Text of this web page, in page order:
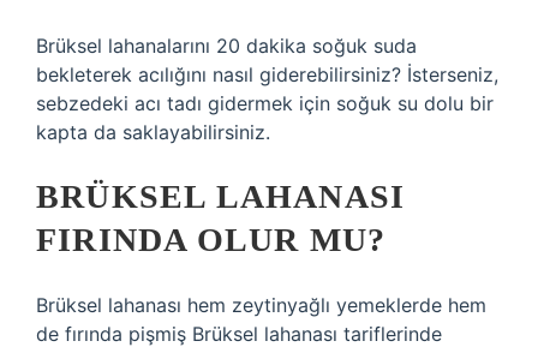
Brüksel lahanalarını 20 dakika soğuk suda
bekleterek acılığını nasıl giderebilirsiniz? İsterseniz,
sebzedeki acı tadı gidermek için soğuk su dolu bir
kapta da saklayabilirsiniz.
BRÜKSEL LAHANASI
FIRINDA OLUR MU?
Brüksel lahanası hem zeytinyağlı yemeklerde hem
de fırında pişmiş Brüksel lahanası tariflerinde